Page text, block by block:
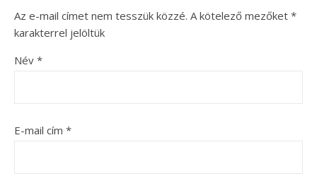
Az e-mail címet nem tesszük közzé. A kötelező mezőket *
karakterrel jelöltük
Név *
E-mail cím *